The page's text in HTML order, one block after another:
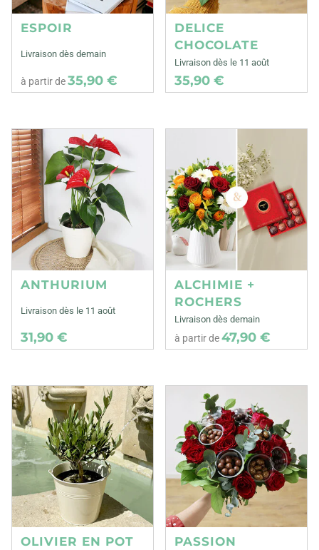
ESPOIR
Livraison dès demain
à partir de35,90 €
DELICE
CHOCOLATE
Livraison dès le 11 août
35,90 €
ANTHURIUM
Livraison dès le 11 août
31,90 €
ALCHIMIE +
ROCHERS
Livraison dès demain
à partir de47,90 €
OLIVIER EN POT
PASSION